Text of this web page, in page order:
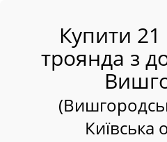
Купити
троянда з
Київська